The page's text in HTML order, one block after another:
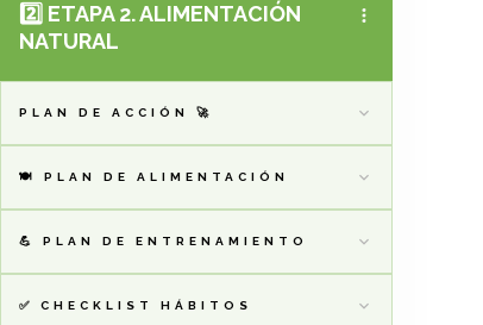
2️⃣ ETAPA 2. ALIMENTACIÓN
NATURAL
PLAN DE ACCIÓN 🚀
🍽️ PLAN DE ALIMENTACIÓN
💪 PLAN DE ENTRENAMIENTO
✅ CHECKLIST HÁBITOS